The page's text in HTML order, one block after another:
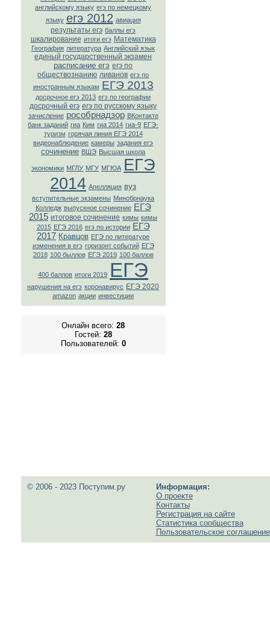
английскому языку егэ по немецкому
языку егэ 2012 авиация
результаты егэ баллы егэ
шкалирование итоги егэ Математика
География литература Английский язык
единый государственный экзамен
расписание егэ егэ по
обществознанию ливанов егэ по
иностранным языкам ЕГЭ 2013
досрочное егэ 2013 егэ по географии
досрочный егэ егэ по русскому языку
зачисление рособрнадзор ВКонтaкте
банк заданий гиа Ким гиа 2014 гиа-9 ЕГЭ-
туризм горячая линия ЕГЭ 2014
видеонаблюдение камеры задания егэ
сочинение ВШЭ Высшая школа
экономики МГЛУ МГУ МГЮА ЕГЭ
2014 Апелляция вуз
вступительные экзамены Минобрнаука
Колледж выпускное сочинение ЕГЭ
2015 итоговое сочинение кимы кимы
2015 ЕГЭ 2016 егэ по истории ЕГЭ
2017 Кравцов ЕГЭ по литературе
изменения в егэ горизонт событий ЕГЭ
2018 100 быллов ЕГЭ 2019 100 баллов
400 баллов итоги 2019 ЕГЭ
нарушения на егэ коронавирус ЕГЭ 2020
amazon акции инвестиции
Онлайн всего: 28
Гостей: 28
Пользователей: 0
© 2006 - 2023 Поступим.ру
Информация:
О проекте
Контакты
Регистрация на сайте
Статистика сообщества
Пользовательское соглашение